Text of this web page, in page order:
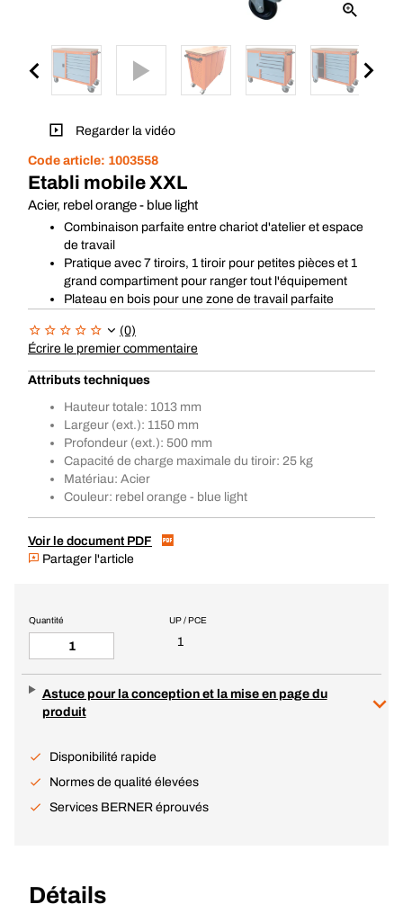
Regarder la vidéo
Code article: 1003558
Etabli mobile XXL
Acier, rebel orange - blue light
Combinaison parfaite entre chariot d'atelier et espace
de travail
Pratique avec 7 tiroirs, 1 tiroir pour petites pièces et 1
grand compartiment pour ranger tout l'équipement
Plateau en bois pour une zone de travail parfaite
(0)
Écrire le premier commentaire
Attributs techniques
Hauteur totale: 1013 mm
Largeur (ext.): 1150 mm
Profondeur (ext.): 500 mm
Capacité de charge maximale du tiroir: 25 kg
Matériau: Acier
Couleur: rebel orange - blue light
Voir le document PDF
Partager l'article
UP / PCE
1
Quantité
Astuce pour la conception et la mise en page du
produit
Disponibilité rapide
Normes de qualité élevées
Services BERNER éprouvés
Détails